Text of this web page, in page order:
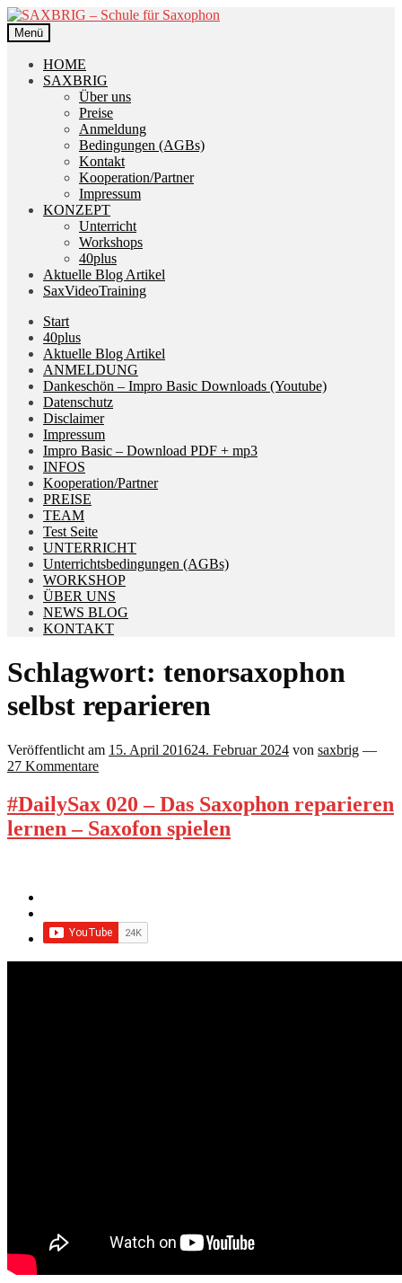
Zur
Navigation
springen
Zum
Inhalt
springen
Menü
HOME
SAXBRIG
Über uns
Preise
Anmeldung
Bedingungen (AGBs)
Kontakt
Kooperation/Partner
Impressum
KONZEPT
Unterricht
Workshops
40plus
Aktuelle Blog Artikel
SaxVideoTraining
Start
40plus
Aktuelle Blog Artikel
ANMELDUNG
Dankeschön – Impro Basic Downloads (Youtube)
Datenschutz
Disclaimer
Impressum
Impro Basic – Download PDF + mp3
INFOS
Kooperation/Partner
PREISE
TEAM
Test Seite
UNTERRICHT
Unterrichtsbedingungen (AGBs)
WORKSHOP
ÜBER UNS
NEWS BLOG
KONTAKT
Schlagwort: tenorsaxophon
selbst reparieren
Veröffentlicht am 15. April 201624. Februar 2024 von saxbrig —
27 Kommentare
#DailySax 020 – Das Saxophon reparieren
lernen – Saxofon spielen